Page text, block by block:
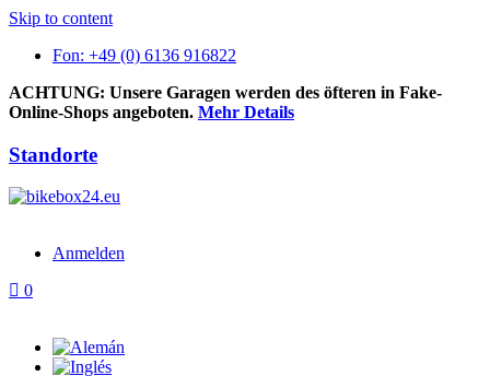
Skip to content
Fon: +49 (0) 6136 916822
ACHTUNG: Unsere Garagen werden des öfteren in Fake-
Online-Shops angeboten. Mehr Details
Standorte
Anmelden
0